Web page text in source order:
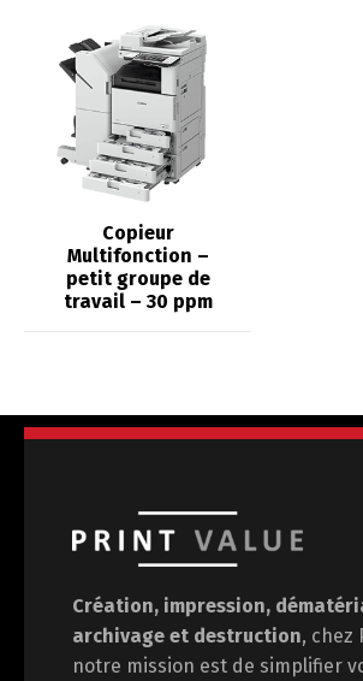
Copieur
Multifonction –
petit groupe de
travail – 30 ppm
Création, impression,
archivage et destruction, chez
notre mission est de simplifier